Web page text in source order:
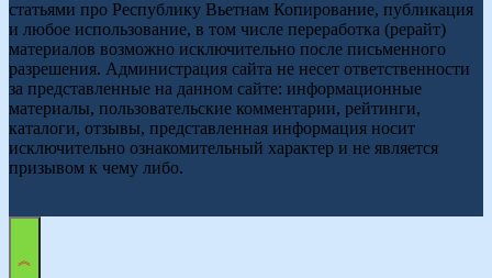
статьями про Республику Вьетнам Копирование, публикация
и любое использование, в том числе переработка (рерайт)
материалов возможно исключительно после письменного
разрешения. Администрация сайта не несет ответственности
за представленные на данном сайте: информационные
материалы, пользовательские комментарии, рейтинги,
каталоги, отзывы, представленная информация носит
исключительно ознакомительный характер и не является
призывом к чему либо.